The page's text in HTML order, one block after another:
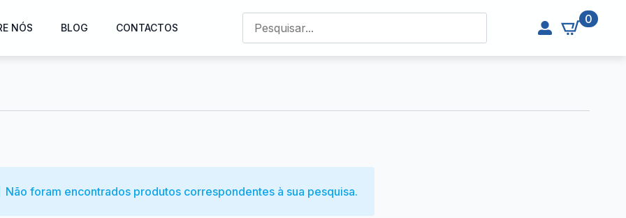
NÓS BLOG CONTACTOS
0
Não foram encontrados produtos correspondentes à sua pesquisa.